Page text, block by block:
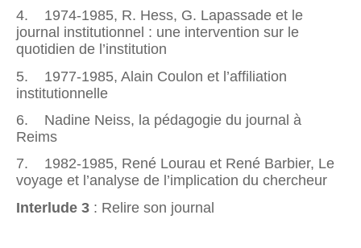
4. 1974-1985, R. Hess, G. Lapassade et le
journal institutionnel : une intervention sur le
quotidien de l’institution
5. 1977-1985, Alain Coulon et l’affiliation
institutionnelle
6. Nadine Neiss, la pédagogie du journal à
Reims
7. 1982-1985, René Lourau et René Barbier, Le
voyage et l’analyse de l’implication du chercheur
Interlude 3 : Relire son journal